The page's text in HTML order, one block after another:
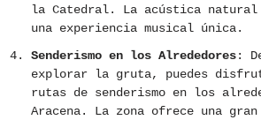
la Catedral. La acústica
una experiencia musical única.
Senderismo en los Alrededores:
explorar la gruta, puedes
rutas de senderismo en los
Aracena. La zona ofrece una